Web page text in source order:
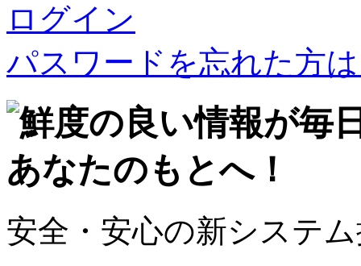
ログイン
パスワードを忘れた方
安全・安心の新システ